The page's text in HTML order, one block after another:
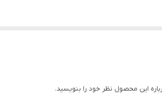
این محصول نظر خود را بنویسید.